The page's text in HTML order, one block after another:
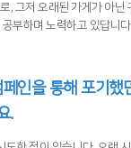
, 그저 오래된 가게가 아닌
부하며 노력하고 있답니다.
인을 통해 포기했
.